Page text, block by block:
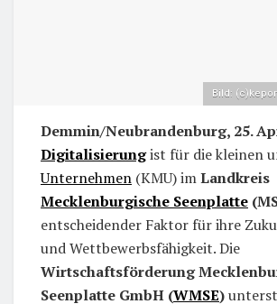
Bild:
Demmin/Neubrandenburg, 25.
Digitalisierungist für die kleinen
Unternehmen (KMU) imLandkreis
Mecklenburgische Seenplatte
entscheidender Faktor für ihre
und Wettbewerbsfähigkeit. Die
Wirtschaftsförderung
Seenplatte GmbH (WMSE)